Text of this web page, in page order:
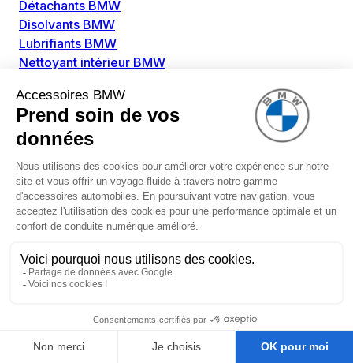
Détachants BMW
Disolvants BMW
Lubrifiants BMW
Nettoyant intérieur BMW
Pièces détachées BMW
Alimentation Carburant BMW
Boitier papillon BMW
d'aspiration BMW
Injecteur BMW
Pompe à carburant BMW
Pompe diesel BMW
Allumage / Préchauffage BMW
Bobines d'allumage BMW
Boitier de préchauffage BMW
Amortissement BMW
Amortisseurs BMW